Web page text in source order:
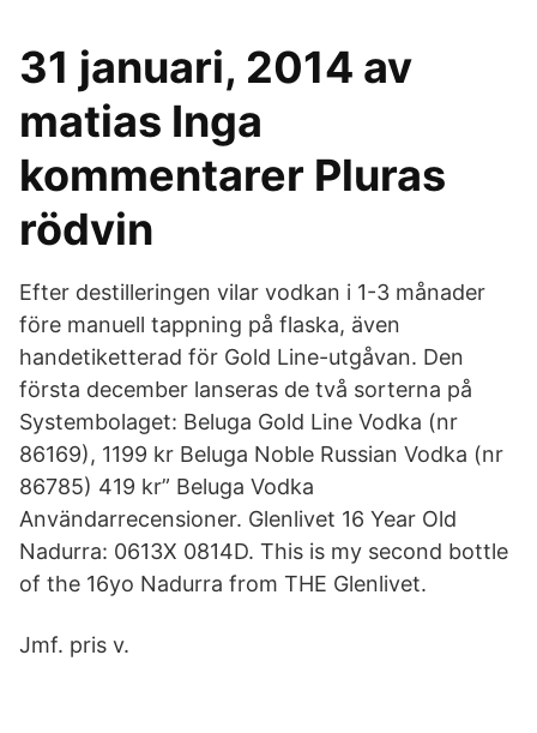
31 januari, 2014 av
matias Inga
kommentarer Pluras
rödvin
Efter destilleringen vilar vodkan i 1-3 månader
före manuell tappning på flaska, även
handetiketterad för Gold Line-utgåvan. Den
första december lanseras de två sorterna på
Systembolaget: Beluga Gold Line Vodka (nr
86169), 1199 kr Beluga Noble Russian Vodka (nr
86785) 419 kr” Beluga Vodka
Användarrecensioner. Glenlivet 16 Year Old
Nadurra: 0613X 0814D. This is my second bottle
of the 16yo Nadurra from THE Glenlivet.
Jmf. pris v.